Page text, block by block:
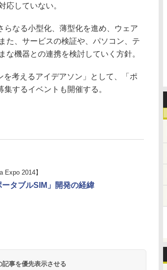
応していない。
なる小型化、薄型化を進め、ウェア
た、サービスの検証や、パソコン、テ
な機器との連携を検討していく方針。
考えるアイデアソン」として、「ポ
するイベントも開催する。
Expo 2014】
ータブルSIM」開発の経緯
事を優先表示させる